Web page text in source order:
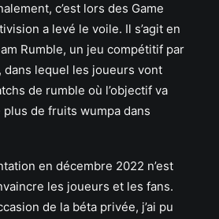
c’est lors des Game
a levé le voile. Il s’agit en
Rumble, un jeu compétitif par
dans lequel les joueurs vont
de rumble où l’objectif va
plus de fruits wumpa dans
en décembre 2022 n’est
les joueurs et les fans.
de la béta privée, j’ai pu